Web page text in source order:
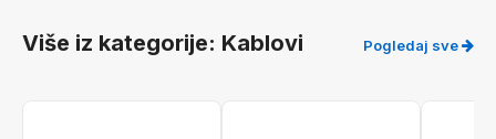
Više iz kategorije: Kablovi Pogledaj sve